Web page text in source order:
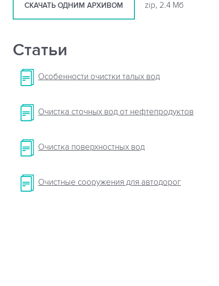
СКАЧАТЬ ОДНИМ АРХИВОМ zip, 2.4 Мб
Статьи
Особенности очистки талых вод
Очистка сточных вод от нефтепродуктов
Очистка поверхностных вод
Очистные сооружения для автодорог